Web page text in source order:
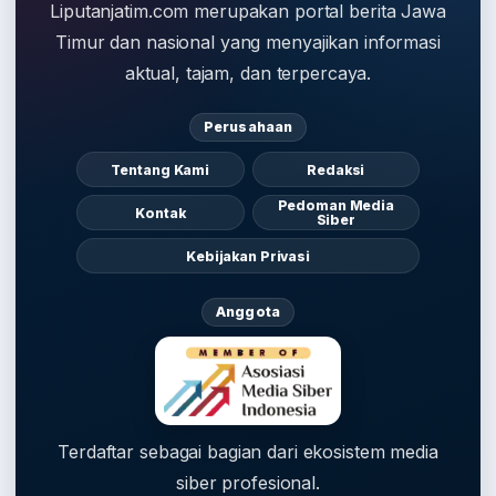
Liputanjatim.com merupakan portal berita Jawa
Timur dan nasional yang menyajikan informasi
aktual, tajam, dan terpercaya.
Perusahaan
Tentang Kami Redaksi
Kontak
Pedoman Media
Siber
Kebijakan Privasi
Anggota
Terdaftar sebagai bagian dari ekosistem media
siber profesional.